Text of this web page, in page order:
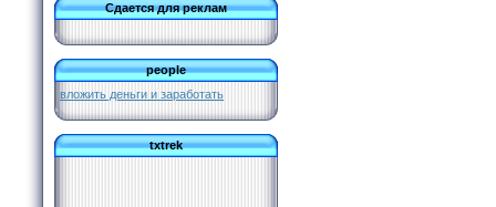
Сдается для реклам
people
вложить деньги и заработать
txtrek